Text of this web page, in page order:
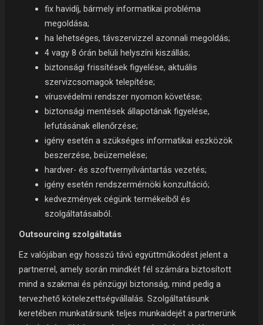
fix havidíj, bármely informatikai probléma
megoldása;
ha lehetséges, távszervizzel azonnali megoldás;
4 vagy 8 órán belüli helyszíni kiszállás;
biztonsági frissítések figyelése, aktuális
szervizcsomagok telepítése;
vírusvédelmi rendszer nyomon követése;
biztonsági mentések állapotának figyelése,
lefutásának ellenőrzése;
igény esetén a szükséges informatikai eszközök
beszerzése, beüzemelése;
hardver- és szoftvernyilvántartás vezetés;
igény esetén rendszermérnöki konzultáció;
kedvezmények cégünk termékeiből és
szolgáltatásaiból.
Outsourcing szolgáltatás
Ez valójában egy hosszú távú együttműködést jelent a
partnerrel, amely során mindkét fél számára biztosított
mind a szakmai és pénzügyi biztonság, mind pedig a
tervezhető kötelezettségvállalás. Szolgáltatásunk
keretében munkatársunk teljes munkaidejét a partnerünk